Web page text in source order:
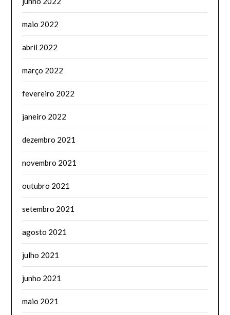
maio 2022
abril 2022
março 2022
fevereiro 2022
janeiro 2022
dezembro 2021
novembro 2021
outubro 2021
setembro 2021
agosto 2021
julho 2021
junho 2021
maio 2021